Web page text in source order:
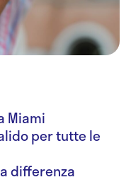
Miami
per tutte le
differenza